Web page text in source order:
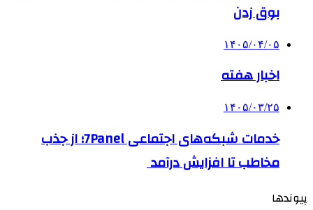
بوق زدن
۱۴۰۵/۰۴/۰۵
اخبار هفته
۱۴۰۵/۰۳/۲۵
خدمات شبکه‌های اجتماعی 7Panel؛ از جذب
مخاطب تا افزایش درآمد
پیوندها